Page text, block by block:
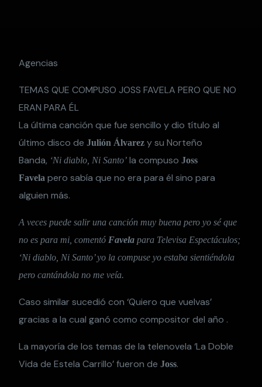
Agencias
TEMAS QUE COMPUSO JOSS FAVELA PERO QUE NO
ERAN PARA ÉL
La última canción que fue sencillo y dio título al
último disco deJulión Álvarez y su Norteño
Banda, ‘Ni diablo, Ni Santo’la compusoJoss
Favela pero sabía que no era para él sino para
alguien más.
A veces puede salir una canción muy buena pero yo sé que
no es para mi, comentó Favela para Televisa Espectáculos;
‘Ni diablo, Ni Santo’ yo la compuse yo estaba sientiéndola
pero cantándola no me veía.
Caso similar sucedió con ‘Quiero que vuelvas’
gracias a la cual ganó como compositor del año .
La mayoría de los temas de la telenovela ‘La Doble
Vida de Estela Carrillo’ fueron deJoss.